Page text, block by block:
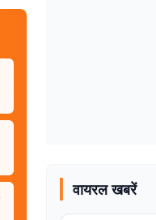
वायरल खबरें